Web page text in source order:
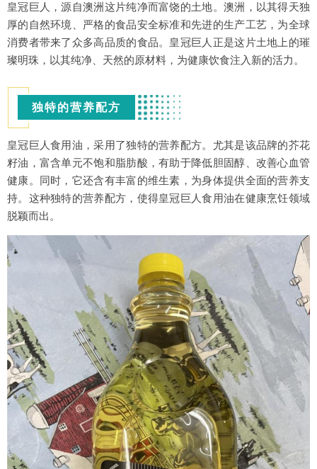
皇冠巨人，源自澳洲这片纯净而富饶的土地。澳洲，以其得天独
厚的自然环境、严格的食品安全标准和先进的生产工艺，为全球
消费者带来了众多高品质的食品。皇冠巨人正是这片土地上的璀
璨明珠，以其纯净、天然的原材料，为健康饮食注入新的活力。
独特的营养配方
皇冠巨人食用油，采用了独特的营养配方。尤其是该品牌的芥花
籽油，富含单元不饱和脂肪酸，有助于降低胆固醇、改善心血管
健康。同时，它还含有丰富的维生素，为身体提供全面的营养支
持。这种独特的营养配方，使得皇冠巨人食用油在健康烹饪领域
脱颖而出。